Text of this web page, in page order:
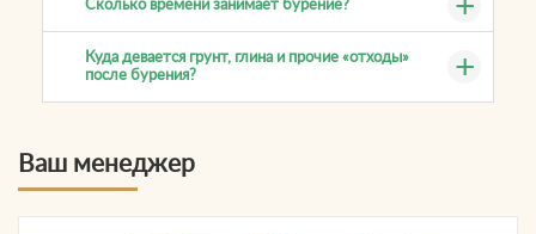
Сколько времени занимает бурение?
Куда девается грунт, глина и прочие «отходы»
после бурения?
Ваш менеджер